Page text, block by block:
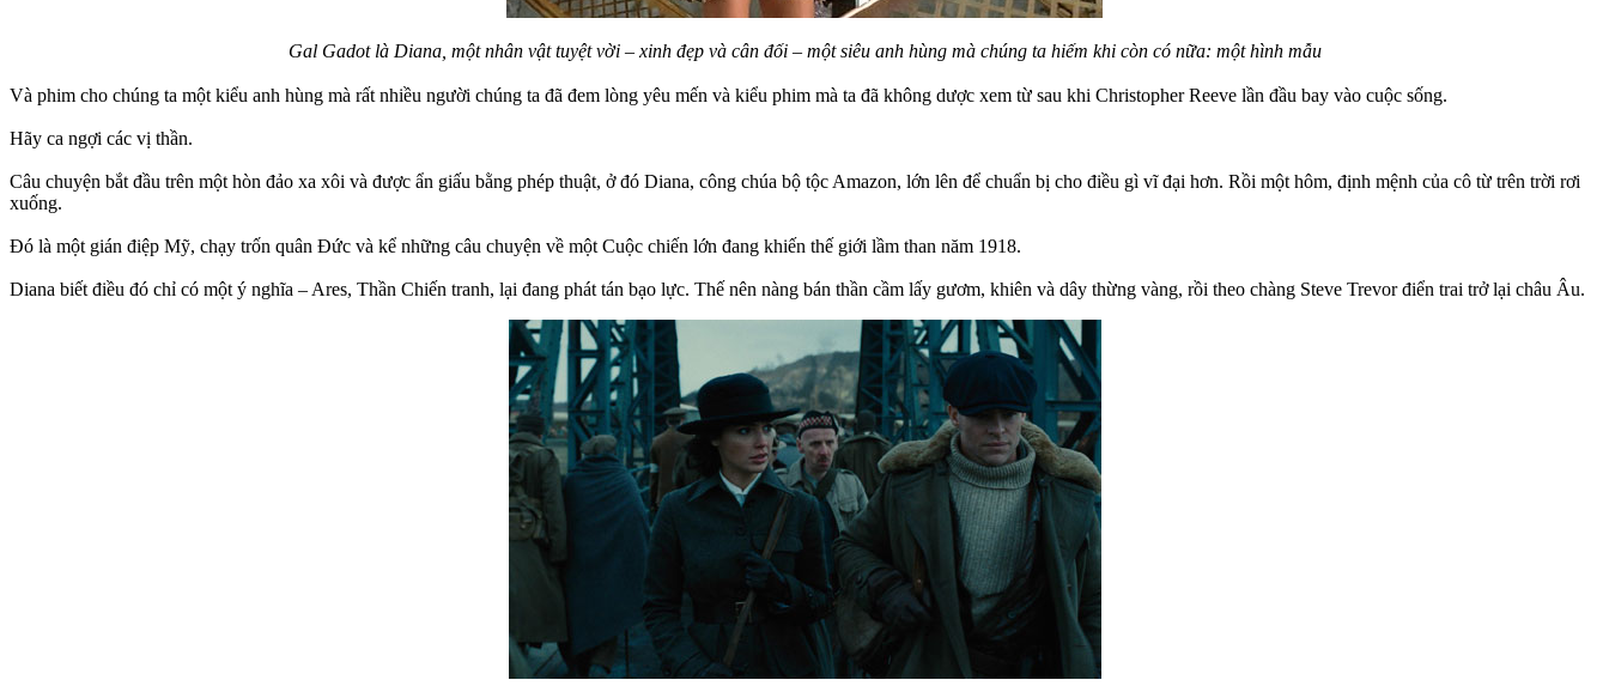
Gal Gadot là Diana, một nhân vật tuyệt vời – xinh đẹp và cân đối – một siêu anh hùng mà chúng ta hiếm khi còn có nữa: một hình mẫu
Và phim cho chúng ta một kiểu anh hùng mà rất nhiều người chúng ta đã đem lòng yêu mến và kiểu phim mà ta đã không dược xem từ sau khi Christopher Reeve lần đầu bay vào cuộc sống.
Hãy ca ngợi các vị thần.
Câu chuyện bắt đầu trên một hòn đảo xa xôi và được ẩn giấu bằng phép thuật, ở đó Diana, công chúa bộ tộc Amazon, lớn lên để chuẩn bị cho điều gì vĩ đại hơn. Rồi một hôm, định mệnh của cô từ trên trời rơi
xuống.
Đó là một gián điệp Mỹ, chạy trốn quân Đức và kể những câu chuyện về một Cuộc chiến lớn đang khiến thế giới lầm than năm 1918.
Diana biết điều đó chỉ có một ý nghĩa – Ares, Thần Chiến tranh, lại đang phát tán bạo lực. Thế nên nàng bán thần cầm lấy gươm, khiên và dây thừng vàng, rồi theo chàng Steve Trevor điển trai trở lại châu Âu.